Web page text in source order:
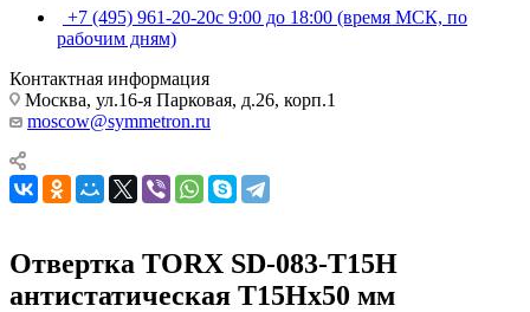
+7 (495) 961-20-20с 9:00 до 18:00 (время МСК, по
рабочим дням)
Контактная информация
Москва, ул.16-я Парковая, д.26, корп.1
moscow@symmetron.ru
Отвертка TORX SD-083-T15H
антистатическая T15Hx50 мм